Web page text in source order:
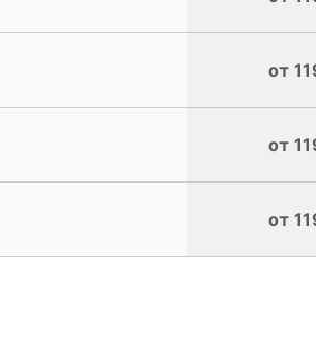
от
от
от